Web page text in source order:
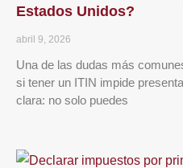
Estados Unidos?
abril 9, 2026
Una de las dudas más
si tener un ITIN impide
clara: no solo puedes